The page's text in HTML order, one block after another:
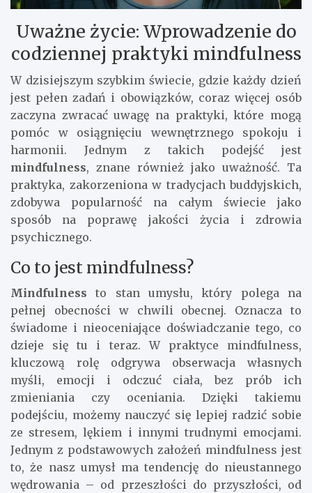
Uważne życie: Wprowadzenie do
codziennej praktyki mindfulness
W dzisiejszym szybkim świecie, gdzie każdy dzień
jest pełen zadań i obowiązków, coraz więcej osób
zaczyna zwracać uwagę na praktyki, które mogą
pomóc w osiągnięciu wewnętrznego spokoju i
harmonii. Jednym z takich podejść jest
mindfulness, znane również jako uważność. Ta
praktyka, zakorzeniona w tradycjach buddyjskich,
zdobywa popularność na całym świecie jako
sposób na poprawę jakości życia i zdrowia
psychicznego.
Co to jest mindfulness?
Mindfulness to stan umysłu, który polega na
pełnej obecności w chwili obecnej. Oznacza to
świadome i nieoceniające doświadczanie tego, co
dzieje się tu i teraz. W praktyce mindfulness,
kluczową rolę odgrywa obserwacja własnych
myśli, emocji i odczuć ciała, bez prób ich
zmieniania czy oceniania. Dzięki takiemu
podejściu, możemy nauczyć się lepiej radzić sobie
ze stresem, lękiem i innymi trudnymi emocjami.
Jednym z podstawowych założeń mindfulness jest
to, że nasz umysł ma tendencję do nieustannego
wędrowania – od przeszłości do przyszłości, od